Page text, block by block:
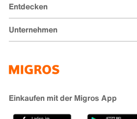
Lieferung & Lieferkosten
Lieferpass
Zahlungsmöglichkeiten
Cumulus
Filialfinder
Entdecken
Migusto
iMpuls
Migros Bank
Unternehmen
Nachhaltigkeit
Karriere
Einkaufen mit der Migros App